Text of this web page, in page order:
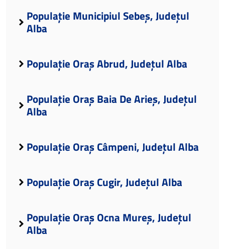
Populație Municipiul Sebeș, Județul
Alba
Populație Oraș Abrud, Județul Alba
Populație Oraș Baia De Arieș, Județul
Alba
Populație Oraș Câmpeni, Județul Alba
Populație Oraș Cugir, Județul Alba
Populație Oraș Ocna Mureș, Județul
Alba